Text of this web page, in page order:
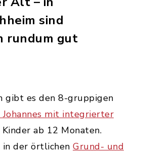
sind
rundum gut
gibt es den 8-gruppigen
mit integrierter
ab 12 Monaten.
in der örtlichen Grund- und